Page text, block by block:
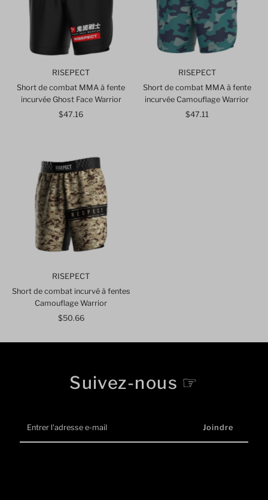
RISEPECT
Short de combat MMA à fente
incurvée Ghost Face Warrior
Prix
$47.16
RISEPECT
Short de combat MMA à fente
incurvée Camouflage Warrior
Prix
$47.11
RISEPECT
Short de combat incurvé à fentes
Camouflage Warrior
Prix
$50.66
Suivez-nous ☞
l'adresse
e-